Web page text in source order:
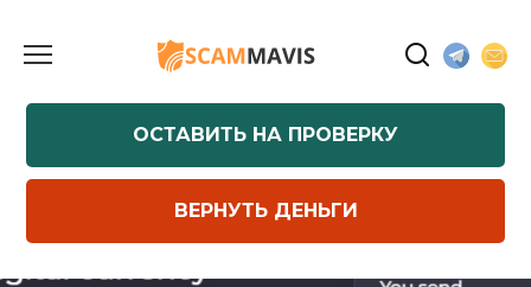
содержанию
ОСТАВИТЬ НА ПРОВЕРКУ
ВЕРНУТЬ ДЕНЬГИ